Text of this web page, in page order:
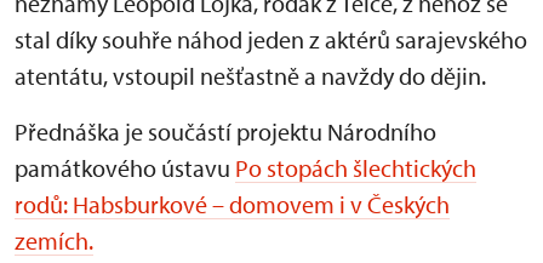
stal díky souhře náhod jeden z aktérů sarajevského
atentátu, vstoupil nešťastně a navždy do dějin.
Přednáška je součástí projektu Národního
památkového ústavu Po stopách šlechtických
rodů: Habsburkové – domovem i v Českých
zemích.